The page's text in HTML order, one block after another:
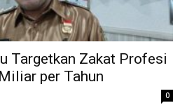
Targetkan Zakat Profesi
per Tahun
0